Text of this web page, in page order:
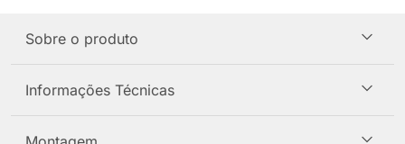
Sobre o produto
Informações Técnicas